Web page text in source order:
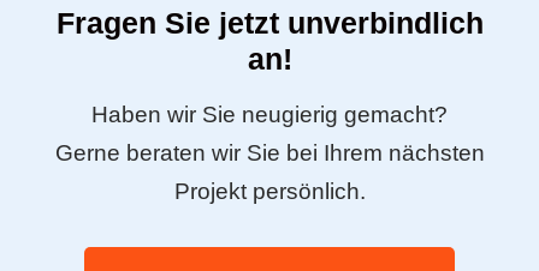
Fragen Sie jetzt unverbindlich
an!
Haben wir Sie neugierig gemacht?
Gerne beraten wir Sie bei Ihrem nächsten
Projekt persönlich.